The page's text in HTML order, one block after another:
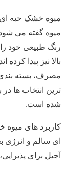
میوه خشک حبه
میوه گفته می
رنگ طبیعی خود را
بالا نیز پیدا
مصرف، بسته
‌ترین انتخاب‌ ها
شده است.
کاربرد های
‌ای سالم و انرژی
آجیل برای